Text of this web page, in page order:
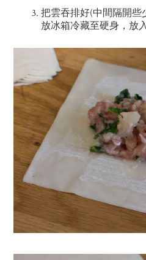
把雲吞排好(中間隔開些
放冰箱冷藏至硬身，放